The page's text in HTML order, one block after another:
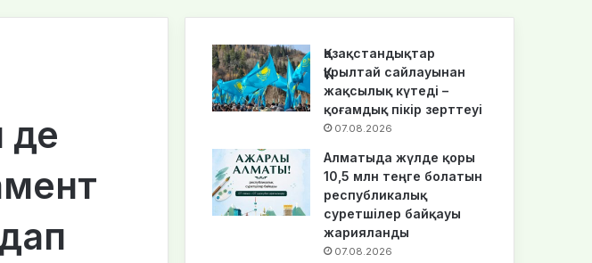
де
Қазақстандықтар
Құрылтай сайлауынан
жақсылық күтеді –
қоғамдық пікір зерттеуі
07.08.2026
Алматыда жүлде қоры
10,5 млн теңге болатын
республикалық
суретшілер байқауы
жарияланды
07.08.2026